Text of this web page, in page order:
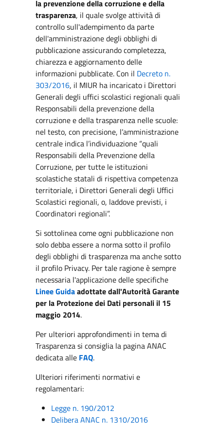
la prevenzione della corruzione e della
trasparenza, il quale svolge attività di
controllo sull'adempimento da parte
dell'amministrazione degli obblighi di
pubblicazione assicurando completezza,
chiarezza e aggiornamento delle
informazioni pubblicate. Con il Decreto n.
303/2016, il MIUR ha incaricato i Direttori
Generali degli uffici scolastici regionali quali
Responsabili della prevenzione della
corruzione e della trasparenza nelle scuole:
nel testo, con precisione, l’amministrazione
centrale indica l’individuazione “quali
Responsabili della Prevenzione della
Corruzione, per tutte le istituzioni
scolastiche statali di rispettiva competenza
territoriale, i Direttori Generali degli Uffici
Scolastici regionali, o, laddove previsti, i
Coordinatori regionali”.
Si sottolinea come ogni pubblicazione non
solo debba essere a norma sotto il profilo
degli obblighi di trasparenza ma anche sotto
il profilo Privacy. Per tale ragione è sempre
necessaria l'applicazione delle specifiche
Linee Guidaadottate dall'Autorità Garante
per la Protezione dei Dati personali il 15
maggio 2014.
Per ulteriori approfondimenti in tema di
Trasparenza si consiglia la pagina ANAC
dedicata alle FAQ.
Ulteriori riferimenti normativi e
regolamentari:
Legge n. 190/2012
Delibera ANAC n. 1310/2016